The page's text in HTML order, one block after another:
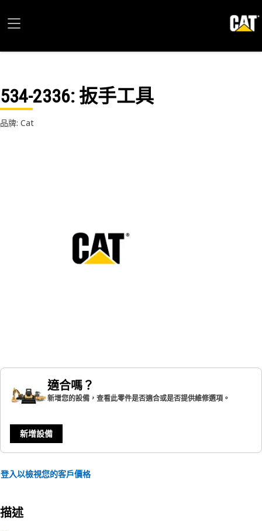
534-2336: 扳手工具
品牌: Cat
適合嗎？
新增您的設備，查看此零件是否適合或是否提供維修選項。
新增設備
登入以檢視您的客戶價格
描述